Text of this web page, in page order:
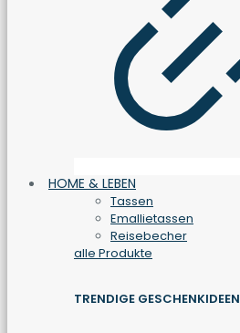
HOME & LEBEN
Tassen
Emallietassen
Reisebecher
alle Produkte
TRENDIGE GESCHENKIDEEN